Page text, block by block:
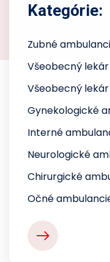
Kategórie:
Zubné
Všeobecný
Všeobecný
Gynekologické
Interné
Neurologické
Chirurgické
Očné